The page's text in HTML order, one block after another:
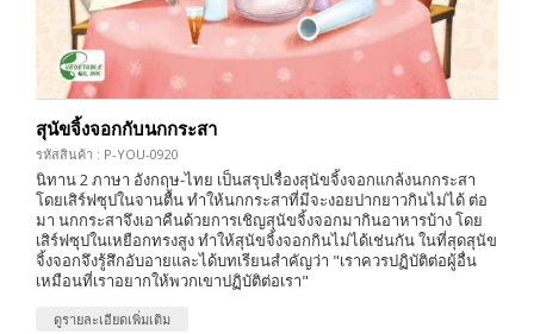
สุนัขจิ้งจอกกับนกกระสา
รหัสสินค้า : P-YOU-0920
นิทาน 2 ภาษา อังกฤษ-ไทย เป็นสรุปเรื่องสุนัขจิ้งจอกแกล้งนกกระสา
โดยเสิร์ฟซุปในจานตื้น ทำให้นกกระสาที่มีจะงอยปากยาวกินไม่ได้ ต่อ
มา นกกระสาจึงเอาคืนด้วยการเชิญสุนัขจิ้งจอกมากินอาหารบ้าง โดย
เสิร์ฟซุปในเหยือกทรงสูง ทำให้สุนัขจิ้งจอกกินไม่ได้เช่นกัน ในที่สุดสุนัข
จิ้งจอกจึงรู้สึกอับอายและได้บทเรียนสำคัญว่า "เราควรปฏิบัติต่อผู้อื่น
เหมือนที่เราอยากให้พวกเขาปฏิบัติต่อเรา"
ดูรายละเอียดเพิ่มเติม